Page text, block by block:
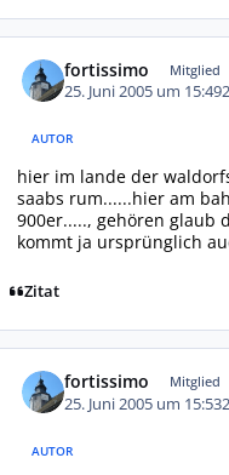
fortissimo Mitglied
25. Juni 2005 um 15:49
AUTOR
hier im lande der
saabs rum......hier am
900er....., gehören glaub
kommt ja ursprünglich
Zitat
fortissimo Mitglied
25. Juni 2005 um 15:53
AUTOR